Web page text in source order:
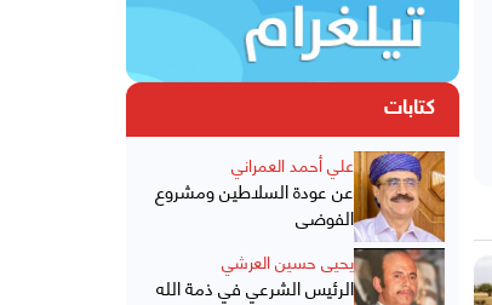
كتابات
علي أحمد العمراني
عن عودة السلاطين ومشروع
الفوضى
يحيى حسين العرشي
الرئيس الشرعي في ذمة الله